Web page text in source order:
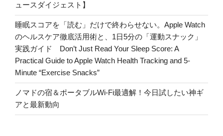
ュースダイジェスト】
睡眠スコアを「読む」だけで終わらせない。Apple Watch
のヘルスケア徹底活用術と、1日5分の「運動スナック」
実践ガイド Don’t Just Read Your Sleep Score: A
Practical Guide to Apple Watch Health Tracking and 5-
Minute “Exercise Snacks”
ノマドの宿＆ポータブルWi-Fi最適解！今日試したい神ギ
アと最新動向